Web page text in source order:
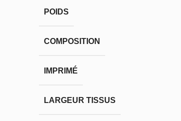
POIDS
COMPOSITION
IMPRIMÉ
LARGEUR TISSUS